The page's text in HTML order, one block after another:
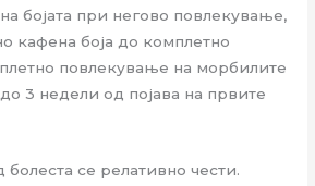
бојата при негово повлекување,
кафена боја до комплетно
повлекување на морбилите
3 недели од појава на првите
се релативно чести.